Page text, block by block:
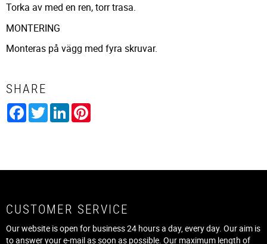
Torka av med en ren, torr trasa.
MONTERING
Monteras på vägg med fyra skruvar.
SHARE
Facebook
TwitterLinkedIn
CUSTOMER SERVICE
Our website is open for business 24 hours a day, every day. Our aim is
to answer your e-mail as soon as possible. Our maximum length of